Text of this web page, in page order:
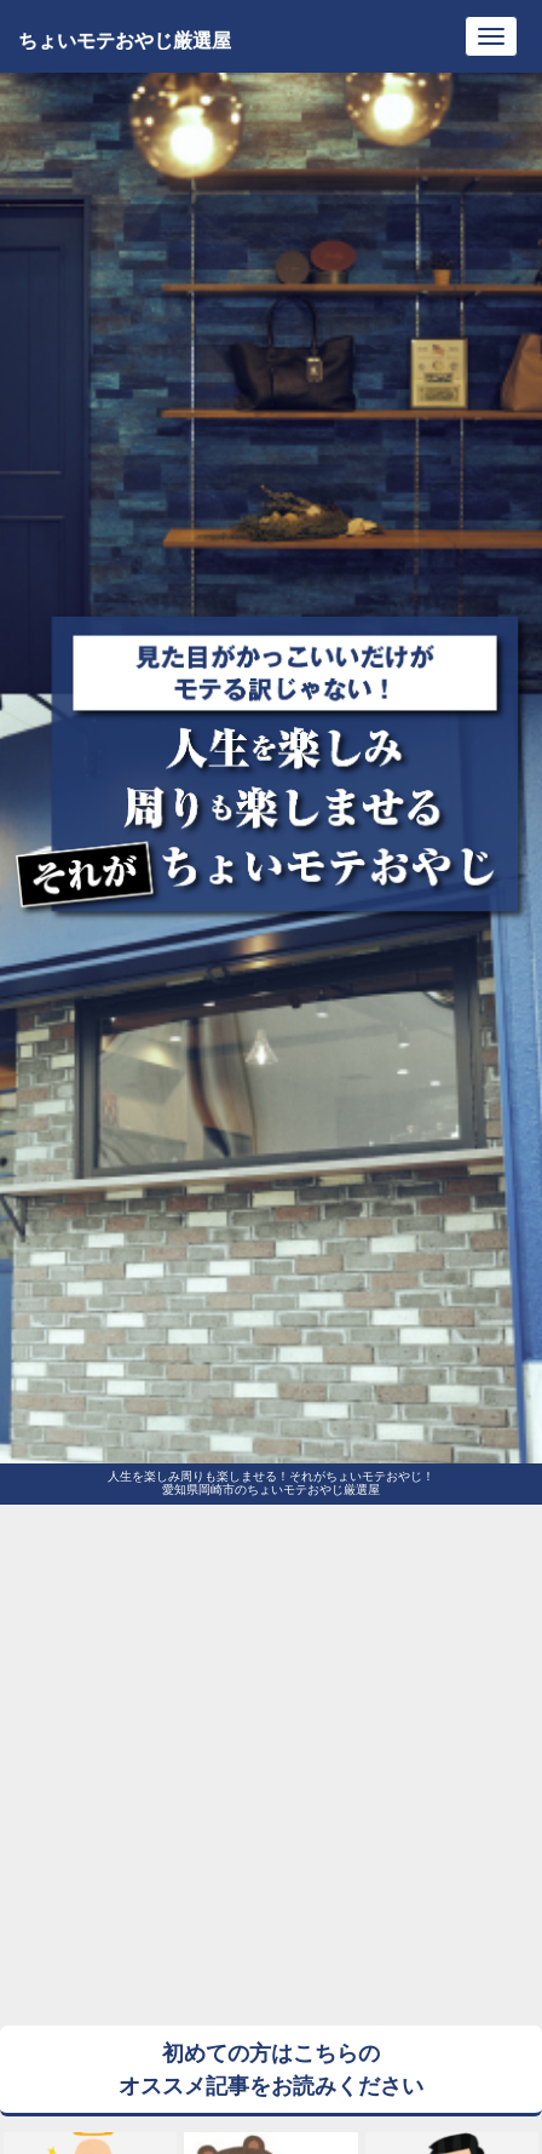
人生を楽しみ周りも楽しませる！それがちょいモテおやじ！
愛知県岡崎市のちょいモテおやじ厳選屋
ちょいモテおやじ厳選屋
初めての方はこちらの
オススメ記事をお読みください